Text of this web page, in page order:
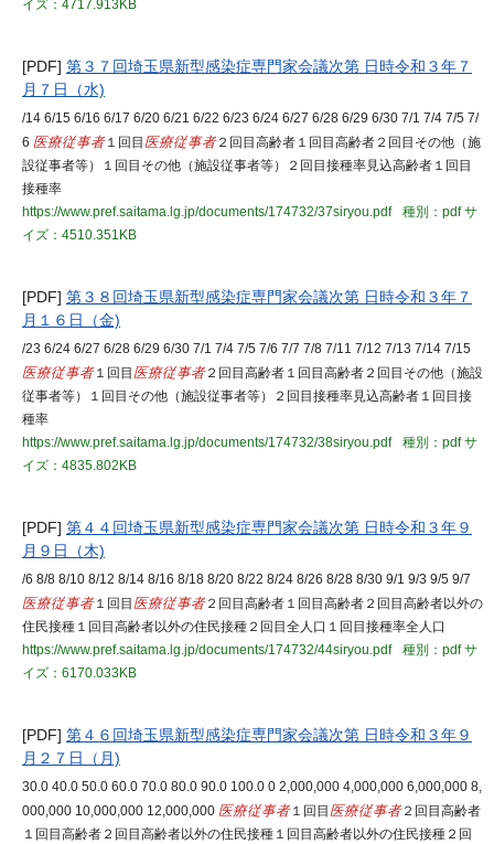
イズ：4717.913KB
[PDF] 第３７回埼玉県新型感染症専門家会議次第 日時令和３年７
月７日（水)
/14 6/15 6/16 6/17 6/20 6/21 6/22 6/23 6/24 6/27 6/28 6/29 6/30 7/1 7/4 7/5 7/
6 医療従事者１回目 医療従事者２回目高齢者１回目高齢者２回目その他（施
設従事者等）１回目その他（施設従事者等）２回目接種率見込高齢者１回目
接種率
https://www.pref.saitama.lg.jp/documents/174732/37siryou.pdf
種別：pdfサ
イズ：4510.351KB
[PDF] 第３８回埼玉県新型感染症専門家会議次第 日時令和３年７
月１６日（金)
/23 6/24 6/27 6/28 6/29 6/30 7/1 7/4 7/5 7/6 7/7 7/8 7/11 7/12 7/13 7/14 7/15
医療従事者１回目 医療従事者２回目高齢者１回目高齢者２回目その他（施設
従事者等）１回目その他（施設従事者等）２回目接種率見込高齢者１回目接
種率
https://www.pref.saitama.lg.jp/documents/174732/38siryou.pdf
種別：pdfサ
イズ：4835.802KB
[PDF] 第４４回埼玉県新型感染症専門家会議次第 日時令和３年９
月９日（木)
/6 8/8 8/10 8/12 8/14 8/16 8/18 8/20 8/22 8/24 8/26 8/28 8/30 9/1 9/3 9/5 9/7
医療従事者１回目 医療従事者２回目高齢者１回目高齢者２回目高齢者以外の
住民接種１回目高齢者以外の住民接種２回目全人口１回目接種率全人口
https://www.pref.saitama.lg.jp/documents/174732/44siryou.pdf
種別：pdfサ
イズ：6170.033KB
[PDF] 第４６回埼玉県新型感染症専門家会議次第 日時令和３年９
月２７日（月)
30.0 40.0 50.0 60.0 70.0 80.0 90.0 100.0 0 2,000,000 4,000,000 6,000,000 8,
000,000 10,000,000 12,000,000 医療従事者１回目 医療従事者２回目高齢者
１回目高齢者２回目高齢者以外の住民接種１回目高齢者以外の住民接種２回